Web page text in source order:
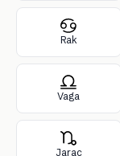
Rak
Vaga
Jarac